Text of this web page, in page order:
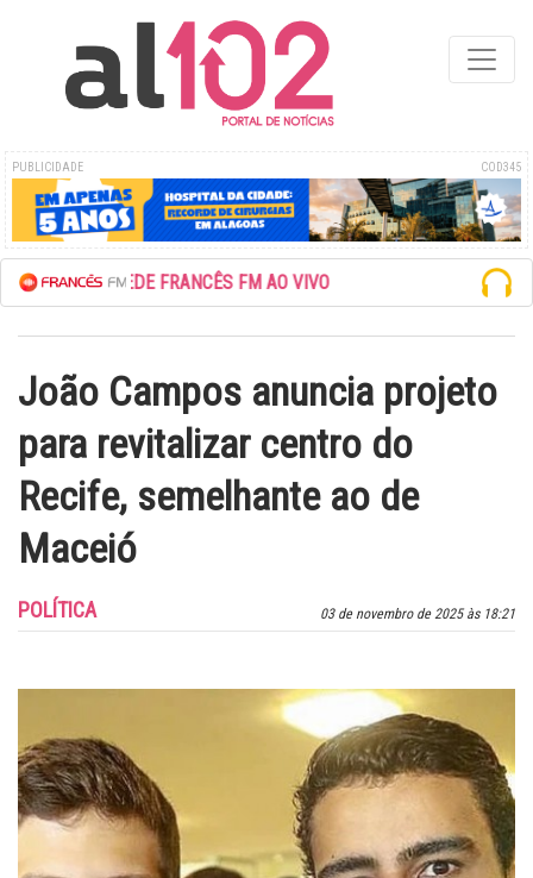
PUBLICIDADE COD345
A REDE FRANCÊS FM AO VIVO
João Campos anuncia projeto
para revitalizar centro do
Recife, semelhante ao de
Maceió
03 de novembro de 2025 às 18:21
POLÍTICA